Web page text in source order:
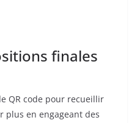
finales
QR code pour recueillir
plus en engageant des